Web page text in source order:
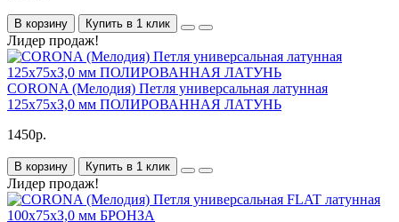
В корзину Купить в 1 клик
Лидер продаж!
CORONA (Мелодия) Петля универсальная латунная
125х75хЗ,0 мм ПОЛИРОВАННАЯ ЛАТУНЬ
1450р.
В корзину Купить в 1 клик
Лидер продаж!